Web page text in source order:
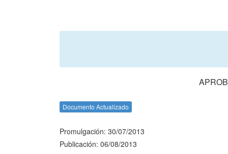
Documento Actualizado
Promulgación: 30/07/2013
Publicación: 06/08/2013